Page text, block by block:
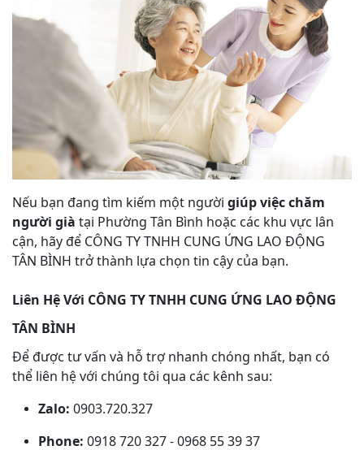
Nếu bạn đang tìm kiếm một người giúp việc chăm
người già tại Phường Tân Bình hoặc các khu vực lân
cận, hãy để CÔNG TY TNHH CUNG ỨNG LAO ĐỘNG
TÂN BÌNH trở thành lựa chọn tin cậy của bạn.
Liên Hệ Với CÔNG TY TNHH CUNG ỨNG LAO ĐỘNG
TÂN BÌNH
Để được tư vấn và hỗ trợ nhanh chóng nhất, bạn có
thể liên hệ với chúng tôi qua các kênh sau:
Zalo: 0903.720.327
Phone: 0918 720 327 - 0968 55 39 37